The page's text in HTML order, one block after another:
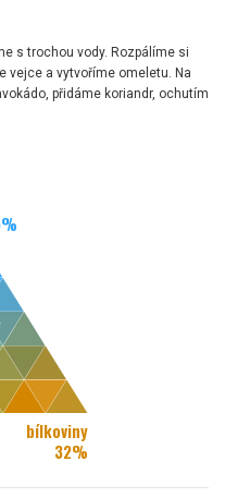
s trochou vody. Rozpálíme si
vejce a vytvoříme omeletu. Na
přidáme koriandr, ochutím
%
bílkoviny
32%